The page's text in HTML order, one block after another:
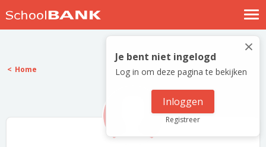
Nostalgische verhalen
Log in
Meld je gratis aan
×
Je bent niet ingelogd
Log in om deze pagina te bekijken
Inloggen
Registreer
Home